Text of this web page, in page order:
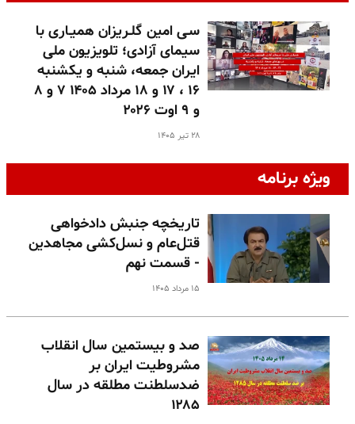
سـی امین گلـریزان همیـاری با
سیمای آزادی؛ تلویزیون ملی
ایران جمعه، شنبه و یکشنبه
۱۶ ، ۱۷ و ۱۸ مرداد ۱۴۰۵ ۷ و ۸
و ۹ اوت ۲۰۲۶
۲۸ تیر ۱۴۰۵
ویژه برنامه
تاریخچه جنبش دادخواهی
قتل‌عام و نسل‌کشی مجاهدین
- قسمت نهم
۱۵ مرداد ۱۴۰۵
صد و بیستمین سال انقلاب
مشروطیت ایران بر
ضدسلطنت مطلقه در سال
۱۲۸۵